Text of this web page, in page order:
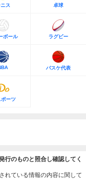
ス 卓球
ボール ラグビー
バスケ代表
ポーツ
行のものと照合し確認してく
れている情報の内容に関して